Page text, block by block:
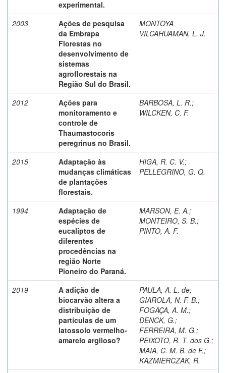
experimental.
2003
Ações de pesquisa
da Embrapa
Florestas no
desenvolvimento de
sistemas
agroflorestais na
Região Sul do Brasil.
MONTOYA
VILCAHUAMAN, L. J.
2012
Ações para
monitoramento e
controle de
Thaumastocoris
peregrinus no Brasil.
BARBOSA, L. R.;
WILCKEN, C. F.
2015
Adaptação às
mudanças climáticas
de plantações
florestais.
HIGA, R. C. V.;
PELLEGRINO, G. Q.
1994
Adaptação de
espécies de
eucaliptos de
diferentes
procedências na
região Norte
Pioneiro do Paraná.
MARSON, E. A.;
MONTEIRO, S. B.;
PINTO, A. F.
2019
A adição de
biocarvão altera a
distribuição de
partículas de um
latossolo vermelho-
amarelo argiloso?
PAULA, A. L. de;
GIAROLA, N. F. B.;
FOGAÇA, A. M.;
DENCK, G.;
FERREIRA, M. G.;
PEIXOTO, R. T. dos G.;
MAIA, C. M. B. de F.;
KAZMIERCZAK, R.